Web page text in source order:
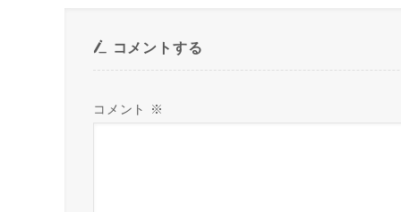
コメントする
コメント ※